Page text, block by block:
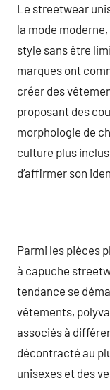
Le streetwear
la mode
style sans être
marques ont
créer des
proposant des
morphologie de
culture plus
d’affirmer son
Parmi les pièces
à capuche
tendance se
vêtements,
associés à
décontracté au
unisexes et des